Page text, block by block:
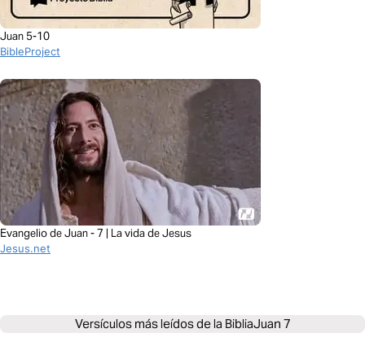
Juan 5-10
BibleProject
Evangelio de Juan - 7 | La vida de Jesus
Jesus.net
Versículos más leídos de la BibliaJuan 7